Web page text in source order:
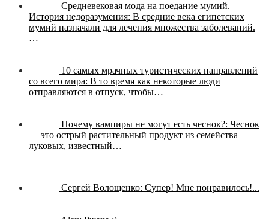
Средневековая мода на поедание мумий.
История недоразумения: В средние века египетских
мумий назначали для лечения множества заболеваний.
…
10 самых мрачных туристических направлений
со всего мира: В то время как некоторые люди
отправляются в отпуск, чтобы…
Почему вампиры не могут есть чеснок?: Чеснок
— это острый растительный продукт из семейства
луковых, известный…
Сергей Волощенко: Супер! Мне понравилось!...